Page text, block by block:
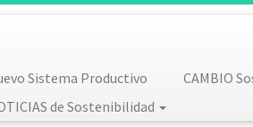
Sistema Productivo CAMBIO
de Sostenibilidad